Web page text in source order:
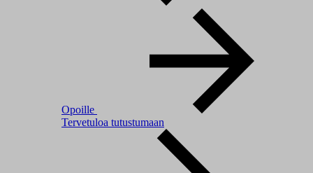
Opoille
Tervetuloa tutustumaan